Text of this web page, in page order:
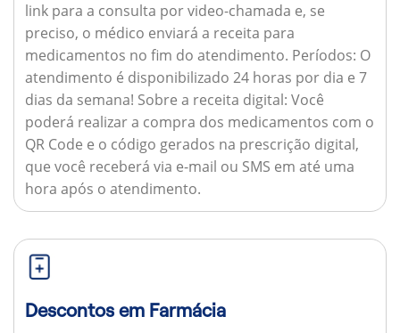
link para a consulta por video-chamada e, se
preciso, o médico enviará a receita para
medicamentos no fim do atendimento. Períodos: O
atendimento é disponibilizado 24 horas por dia e 7
dias da semana! Sobre a receita digital: Você
poderá realizar a compra dos medicamentos com o
QR Code e o código gerados na prescrição digital,
que você receberá via e-mail ou SMS em até uma
hora após o atendimento.
Descontos em Farmácia